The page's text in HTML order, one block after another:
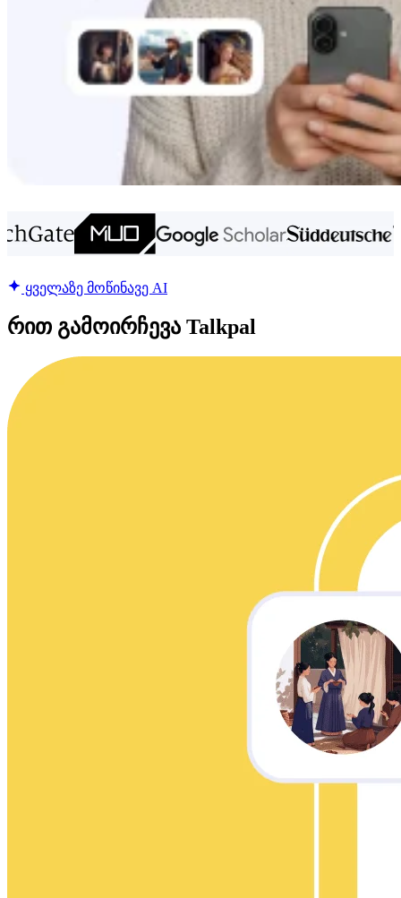
ყველაზე მოწინავე AI
რით გამოირჩევა Talkpal